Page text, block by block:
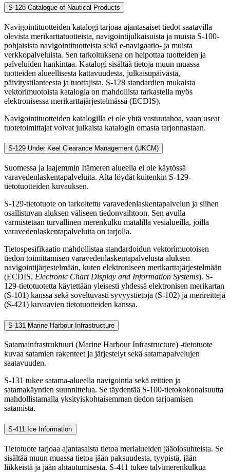
S-128 Catalogue of Nautical Products
Navigointituotteiden katalogi tarjoaa ajantasaiset tiedot saatavilla
olevista merikarttatuotteista, navigointijulkaisuista ja muista S-100-
pohjaisista navigointituotteista sekä e-navigaatio- ja muista
verkkopalveluista. Sen tarkoituksena on helpottaa tuotteiden ja
palveluiden hankintaa. Katalogi sisältää tietoja muun muassa
tuotteiden alueellisesta kattavuudesta, julkaisupäivästä,
päivitystilanteesta ja tuottajista. S-128 standardien mukaista
vektorimuotoista katalogia on mahdollista tarkastella myös
elektronisessa merikarttajärjestelmässä (ECDIS).
Navigointituotteiden katalogilla ei ole yhtä vastuutahoa, vaan useat
tuotetoimittajat voivat julkaista katalogin omasta tarjonnastaan.
S-129 Under Keel Clearance Management (UKCM)
Suomessa ja laajemmin Itämeren alueella ei ole käytössä
varavedenlaskentapalveluita. Alta löydät kuitenkin S-129-
tietotuotteiden kuvauksen.
S-129-tietotuote on tarkoitettu varavedenlaskentapalvelun ja siihen
osallistuvan aluksen väliseen tiedonvaihtoon. Sen avulla
varmistetaan turvallinen merenkulku matalilla vesialueilla, joilla
varavedenlaskentapalveluita on tarjolla.
Tietospesifikaatio mahdollistaa standardoidun vektorimuotoisen
tiedon toimittamisen varavedenlaskentapalvelusta aluksen
navigointijärjestelmään, kuten elektroniseen merikarttajärjestelmään
(ECDIS, Electronic Chart Display and Information Systems). S-
129-tietotuotetta käytettään yleisesti yhdessä elektronisen merikartan
(S-101) kanssa sekä soveltuvasti syvyystietoja (S-102) ja merireittejä
(S-421) kuvaavien tietotuotteiden kanssa.
S-131 Marine Harbour Infrastructure
Satamainfrastruktuuri (Marine Harbour Infrastructure) -tietotuote
kuvaa satamien rakenteet ja järjestelyt sekä satamapalvelujen
saatavuuden.
S-131 tukee satama-alueella navigointia sekä reittien ja
satamakäyntien suunnittelua. Se täydentää S-100-tietokokonaisuutta
mahdollistamalla yksityiskohtaisemman tiedon tarjoamisen
satamista.
S-411 Ice Information
Tietotuote tarjoaa ajantasaista tietoa merialueiden jääolosuhteista. Se
sisältää muun muassa tietoa jään paksuudesta, tyypistä, jään
liikkeistä ja jään ahtautumisesta. S-411 tukee talvimerenkulkua